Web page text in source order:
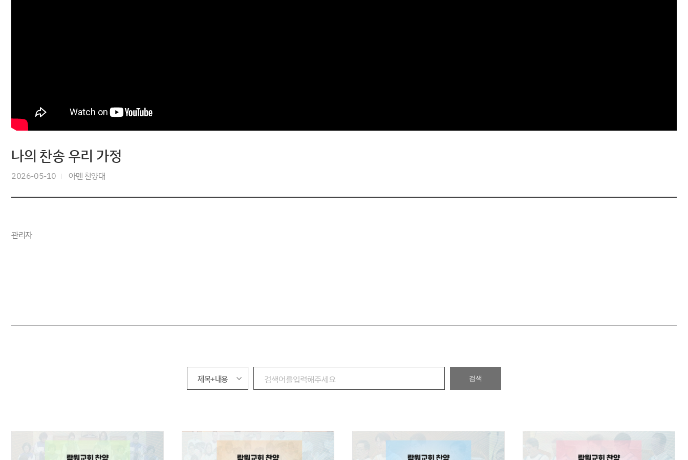
나의 찬송 우리 가정
2026-05-10 아멘 찬양대
관리자
제목+내용